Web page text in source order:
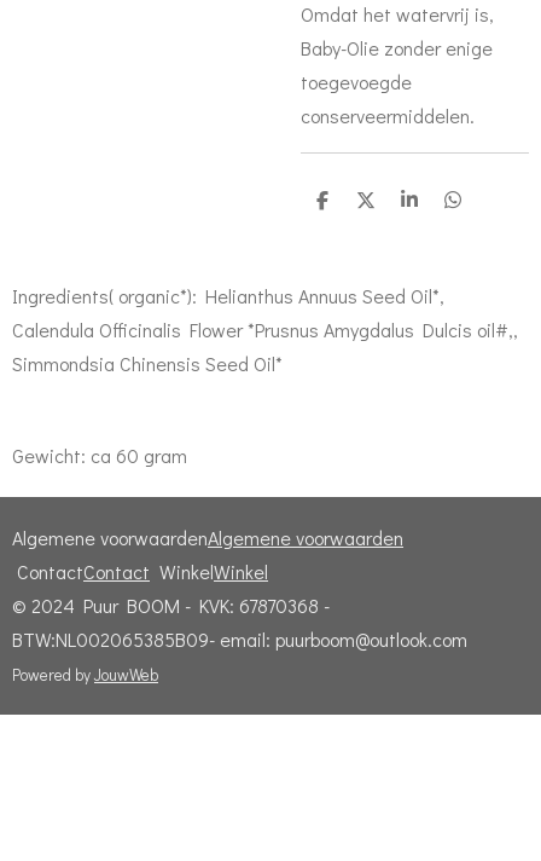
Omdat het watervrij is,
Baby-Olie zonder enige
toegevoegde
conserveermiddelen.
D
D
S
D
Ingredients( organic*): Helianthus Annuus Seed Oil*,
Calendula Officinalis Flower *Prusnus Amygdalus Dulcis oil#,,
Simmondsia Chinensis Seed Oil*
Gewicht: ca 60 gram
Algemene voorwaardenAlgemene voorwaarden
ContactContact WinkelWinkel
© 2024 Puur BOOM - KVK: 67870368 -
BTW:NL002065385B09- email: puurboom@outlook.com
Powered byJouwWeb